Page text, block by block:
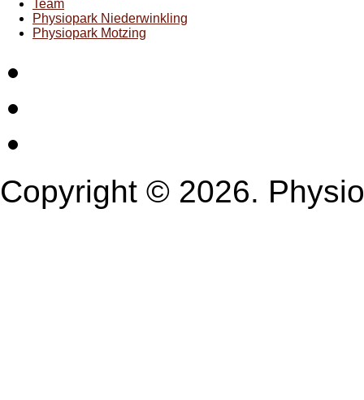
Team
Physiopark Niederwinkling
Physiopark Motzing
Copyright © 2026.